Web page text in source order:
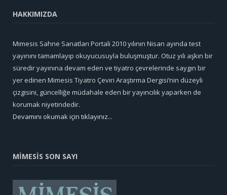
HAKKIMIZDA
Mimesis Sahne Sanatları Portali 2010 yılının Nisan ayında test
yayınını tamamlayıp okuyucusuyla buluşmuştur. Otuz yılı aşkın bir
süredir yayınına devam eden ve tiyatro çevrelerinde saygın bir
yer edinen Mimesis Tiyatro Çeviri Araştırma Dergisi’nin düzeyli
çizgisini, güncelliğe müdahale eden bir yayıncılık yaparken de
korumak niyetindedir.
Devamını okumak için tıklayınız...
MİMESİS SON SAYI